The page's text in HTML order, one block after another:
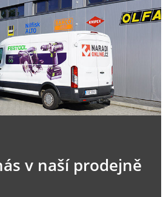
v naší prodejně